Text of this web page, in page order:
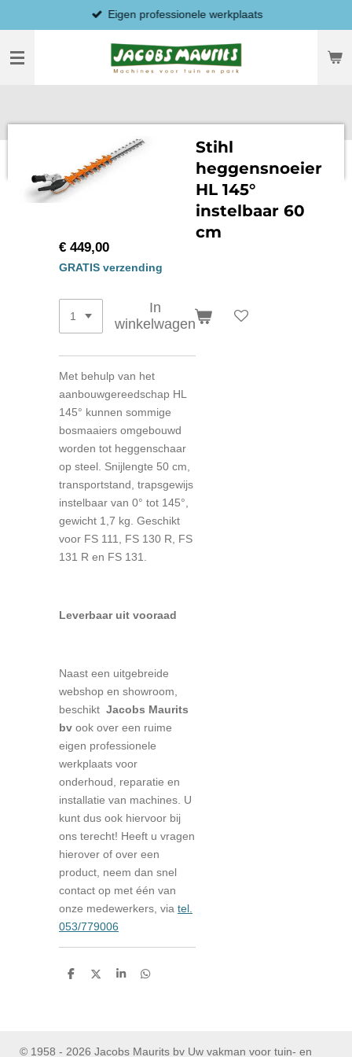
direct
naar
hoofdinhoud
Eigen professionele werkplaats
Stihl
heggensnoeier
HL 145°
instelbaar 60
cm
€ 449,00
GRATIS verzending
In
winkelwagen
Met behulp van het
aanbouwgereedschap HL
145° kunnen sommige
bosmaaiers omgebouwd
worden tot heggenschaar
op steel. Snijlengte 50 cm,
transportstand, trapsgewijs
instelbaar van 0° tot 145°,
gewicht 1,7 kg. Geschikt
voor FS 111, FS 130 R, FS
131 R en FS 131.
Leverbaar uit vooraad
Naast een uitgebreide
webshop en showroom,
beschikt Jacobs Maurits
bv ook over een ruime
eigen professionele
werkplaats voor
onderhoud, reparatie en
installatie van machines. U
kunt dus ook hiervoor bij
ons terecht! Heeft u vragen
hierover of over een
product, neem dan snel
contact op met één van
onze medewerkers, via tel.
053/779006
D
D
S
D
© 1958 - 2026 Jacobs Maurits bv Uw vakman voor tuin- en